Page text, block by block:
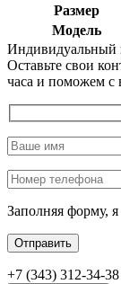
Размер
Модель
Индивидуальный
Оставьте свои
часа и поможем с
Заполняя форму,
+7 (343) 312-34-38